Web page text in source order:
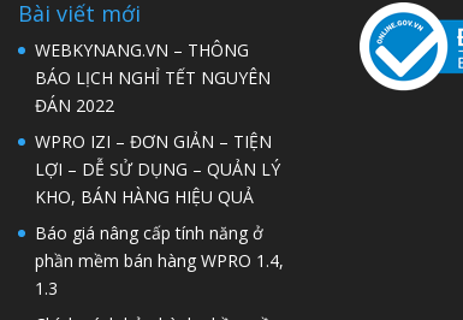
Bài viết mới
WEBKYNANG.VN – THÔNG
BÁO LỊCH NGHỈ TẾT NGUYÊN
ĐÁN 2022
WPRO IZI – ĐƠN GIẢN – TIỆN
LỢI – DỄ SỬ DỤNG – QUẢN LÝ
KHO, BÁN HÀNG HIỆU QUẢ
Báo giá nâng cấp tính năng ở
phần mềm bán hàng WPRO 1.4,
1.3